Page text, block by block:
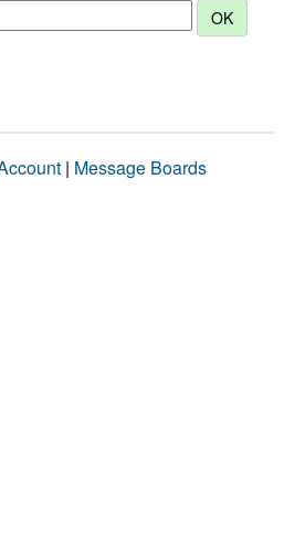
| Message Boards